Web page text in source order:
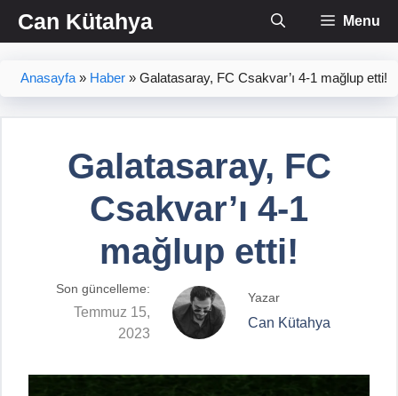
İçeriğe
atlaCan Kütahya Menu
Anasayfa» Haber» Galatasaray, FC Csakvar’ı 4-1 mağlup etti!
Galatasaray, FC
Csakvar’ı 4-1
mağlup etti!
Son güncelleme:
Temmuz 15,
2023
Yazar
Can Kütahya